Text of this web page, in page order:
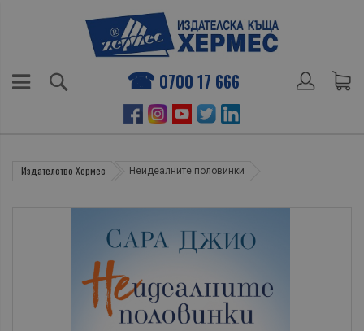
0700 17 666
Издателство Хермес Неидеалните половинки